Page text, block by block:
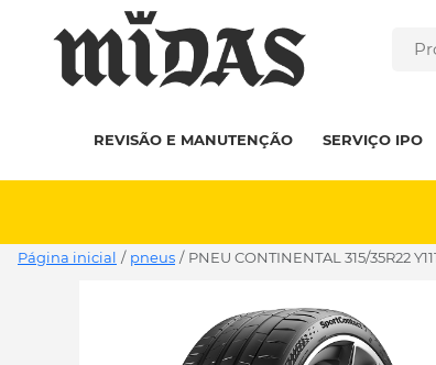
REVISÃO E MANUTENÇÃO SERVIÇO IPO
Página inicial / pneus / PNEU CONTINENTAL 315/35R22